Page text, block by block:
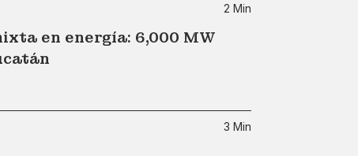
2 Min
en energía: 6,000 MW
3 Min